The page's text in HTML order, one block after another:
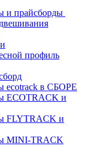
и прайсборды
профиль
ecotrack в СБОРЕ
ECOTRACK и
FLYTRACK и
MINI-TRACK